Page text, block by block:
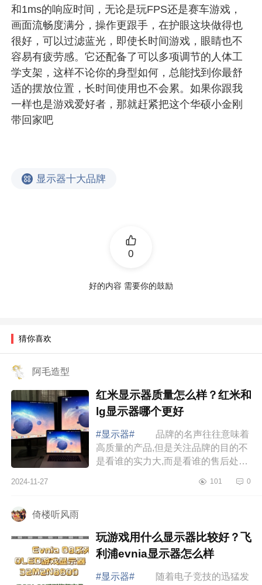
和1ms的响应时间，无论是玩FPS还是赛车游戏，
画面流畅度满分，操作更跟手，在护眼这块做得也
很好，可以过滤蓝光，即使长时间游戏，眼睛也不
容易有疲劳感。它还配备了可以多项调节的人体工
学支架，这样不论你的身型如何，总能找到你最舒
适的摆放位置，长时间使用也不会累。如果你跟我
一样也是游戏爱好者，那就赶紧把这个华硕小金刚
带回家吧
显示器十大品牌
0
好的内容 需要你的鼓励
猜你喜欢
阿毛造型
红米显示器质量怎么样？红米和
lg显示器哪个更好
#显示器#
品牌的名声往往意味着
高质量的产品,但是关注品牌的目的不
是看谁的实力大,而是看谁的售后处理
显示器质量怎么样？红米和lg显示器
2024-11-27 101 0
倚楼听风雨
玩游戏用什么显示器比较好？飞
利浦evnia显示器怎么样
#显示器#
随着电子竞技的迅猛发